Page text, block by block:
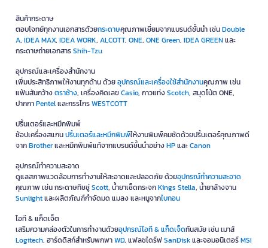
สินค้ากระดาษ
ตอบโจทย์ทุกงานเอกสารด้วยกระดาษคุณภาพเยี่ยมจากแบรนด์ชั้นนำ เช่นDouble
A, IDEA MAX, IDEA WORK, ALCOTT, ONE, ONE Green, IDEA GREENและ
กระดาษถ่ายเอกสารShih-Tzu
อุปกรณ์และเครื่องสำนักงาน
เพิ่มประสิทธิภาพให้งานทุกด้าน ด้วยอุปกรณ์และเครื่องใช้สำนักงานคุณภาพ เช่น
แฟ้มสันกว้างตราช้าง, เครื่องคิดเลขCasio, กาวแท่งScotch, สมุดโน้ต ONE,
ปากกาPentelและกรรไกรWESTCOTT
ปริ้นเตอร์และหมึกพิมพ์
ช้อปเครื่องสแกนปริ้นเตอร์และหมึกพิมพ์ให้งานพิมพ์คมชัดด้วยปริ้นเตอร์คุณภาพดี
จากBrotherและหมึกพิมพ์แท้จากแบรนด์ชั้นนำอย่างHPและCanon
อุปกรณ์ทำความสะอาด
ดูแลสภาพแวดล้อมการทำงานให้สะอาดและปลอดภัย ด้วยอุปกรณ์ทำความสะอาด
คุณภาพ เช่น กระดาษทิชชู่Scott, น้ำยาเช็ดกระจกKings Stella, น้ำยาล้างจาน
Sunlightและผลิตภัณฑ์กำจัดมด แมลง และหนูจากไบกอน
ไอที & แก็ดเจ็ต
เสริมความคล่องตัวในการทำงานด้วยอุปกรณ์ไอที & แก็ดเจ็ดทันสมัย เช่น เมาส์
Logitech, ฮาร์ดดิสก์สำหรับพกพาWD, แฟลชไดร์ฟSanDiskและจอมอนิเตอร์MSI